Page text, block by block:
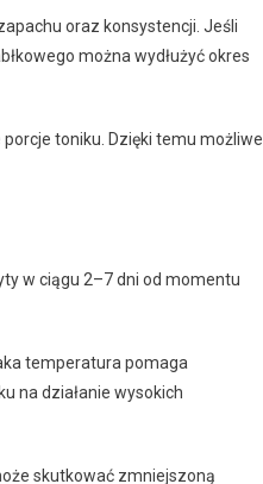
oraz konsystencji. Jeśli
można wydłużyć okres
toniku. Dzięki temu możliwe
w ciągu 2–7 dni od momentu
temperatura pomaga
na działanie wysokich
skutkować zmniejszoną